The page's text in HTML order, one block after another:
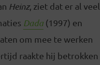
Heinz, ziet dat er al veel
Dada (1997) en
om mee te werken
raakte hij betrokken